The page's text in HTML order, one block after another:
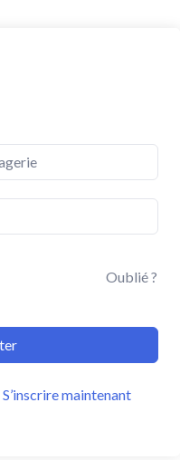
Oublié ?
S’inscrire maintenant